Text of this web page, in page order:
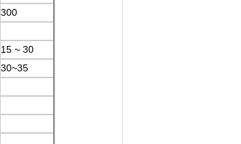
300
15 ~ 30
30~35